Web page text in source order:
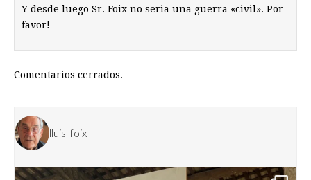
Y desde luego Sr. Foix no seria una guerra «civil». Por
favor!
Comentarios cerrados.
lluis_foix